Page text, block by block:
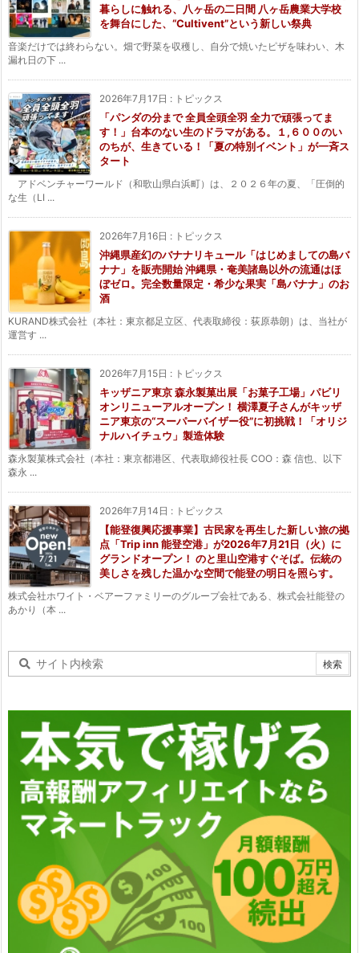
暮らしに触れる、八ヶ岳の二日間 八ヶ岳農業大学校
を舞台にした、“Cultivent”という新しい祭典
音楽だけでは終わらない。畑で野菜を収穫し、自分で焼いたピザを味わい、木
漏れ日の下 ...
2026年7月17日 : トピックス
「パンダの分まで 全員全頭全羽 全力で頑張ってま
す！」台本のない生のドラマがある。１,６００のい
のちが、生きている！「夏の特別イベント」が一斉ス
タート
アドベンチャーワールド（和歌山県白浜町）は、２０２６年の夏、「圧倒的
な生（LI ...
2026年7月16日 : トピックス
沖縄県産幻のバナナリキュール「はじめましての島バ
ナナ」を販売開始 沖縄県・奄美諸島以外の流通はほ
ぼゼロ。完全数量限定・希少な果実「島バナナ」のお
酒
KURAND株式会社（本社：東京都足立区、代表取締役：荻原恭朗）は、当社が
運営す ...
2026年7月15日 : トピックス
キッザニア東京 森永製菓出展「お菓子工場」パビリ
オンリニューアルオープン！ 横澤夏子さんがキッザ
ニア東京の“スーパーバイザー役”に初挑戦！「オリジ
ナルハイチュウ」製造体験
森永製菓株式会社（本社：東京都港区、代表取締役社長 COO：森 信也、以下
森永 ...
2026年7月14日 : トピックス
【能登復興応援事業】古民家を再生した新しい旅の拠
点「Trip inn 能登空港」が2026年7月21日（火）に
グランドオープン！ のと里山空港すぐそば。伝統の
美しさを残した温かな空間で能登の明日を照らす。
株式会社ホワイト・ベアーファミリーのグループ会社である、株式会社能登の
あかり（本 ...